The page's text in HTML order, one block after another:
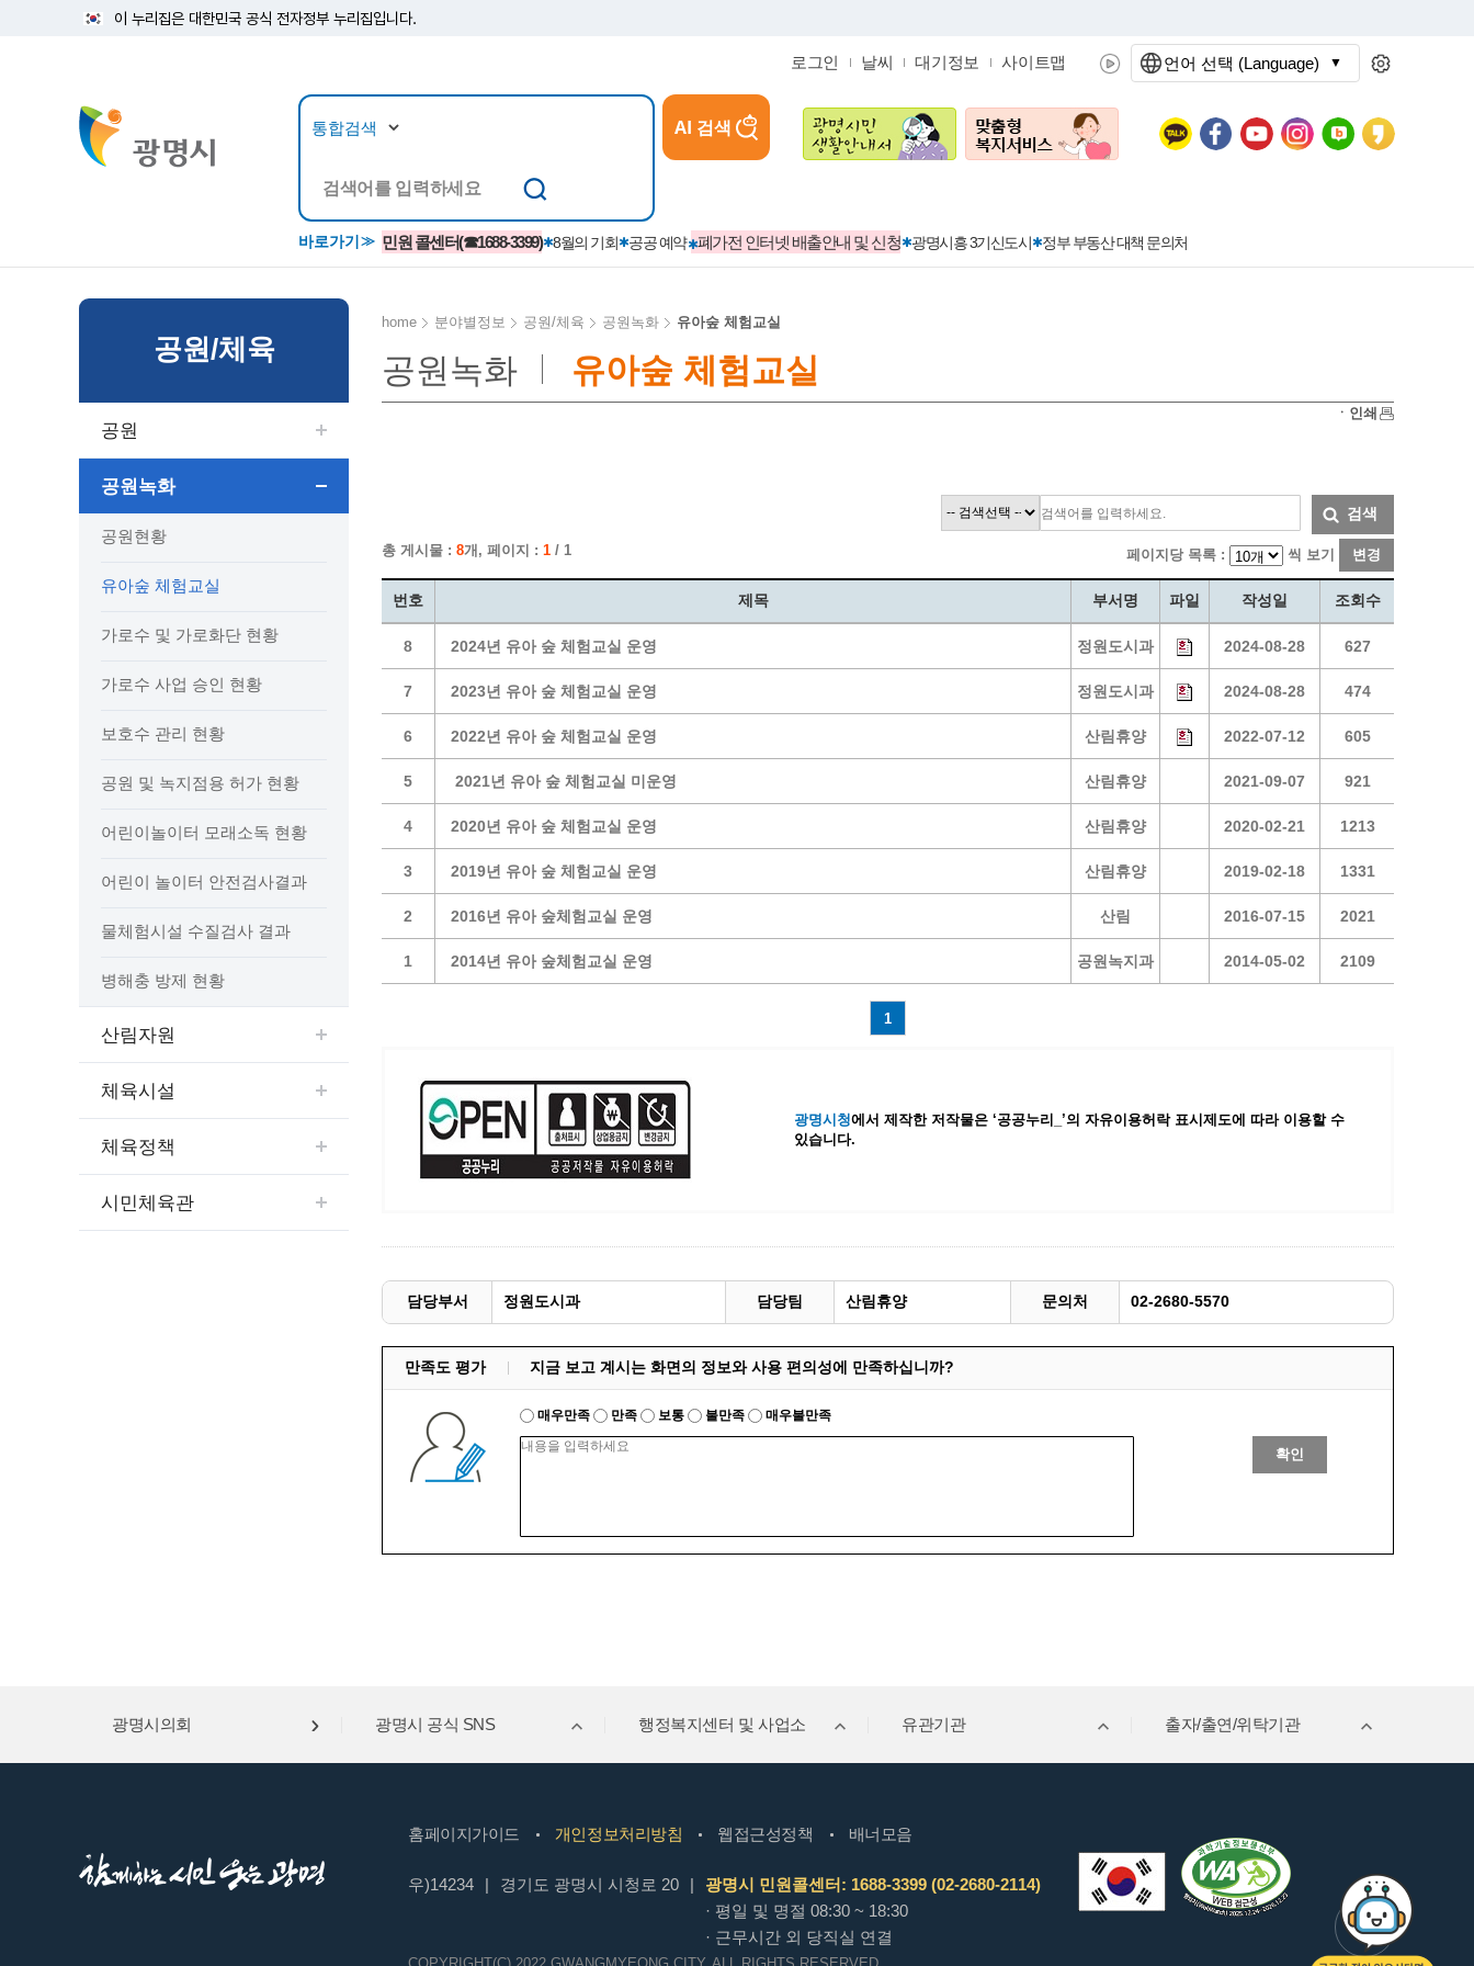
이 누리집은 대한민국 공식 전자정부 누리집입니다.
로그인 날씨 대기정보 사이트맵
AI 검색
바로가기 민원 콜센터(☎1688-3399) 8월의 기회 공공 예약 폐가전 인터넷 배출안내 및 신청 광명시흥 3기신도시 정부 부동산 대책 문의처
뉴스/정보공개
고시/공고/입법예고
행사ㆍ축제
보도자료
보도자료(2021.4월이전)
소식지/카카오톡플러스친구
반상회보
시정자료실
법무행정
정보공개현황
통계
사회조사
사전정보공표
정보공개 비공개 세부기준
행정정보공개목록
조직정보공개
상품권 구매·사용
예산집행실명공개
인사운영통계
겸직허가 현황
주민자치센터
고향사랑기부제
세움터(건축 행정 시스템)
시청안내
주요시책
광명의 상징물
광명시 현황
광명의 역사
국내외 교류
시민이용시설
민원/참여
종합민원실 안내도
종합민원상담센터
민원상담전화
어디서나 민원
민원 제증명 수수료 면제사항
행정처리기준편람
대법원인터넷등기소
고객서비스 표준 매뉴얼
행정서비스헌장
출생·사망·혼인신고 등 10종에 대한 신고
자주하는 질문
민원조정제도
사전심사청구제
구술 및 전화민원
설치현황
발급 받을 수 있는 증명
정부24
청탁금지법 온라인 콜센터
365민원실 운영현황
시민옴부즈만 제도 소개
민원서식
길고양이 중성화 신청
위치안내
상담안내
부동산민원
정보통신공사 감리원 배치신고
정보통신설비 유지보수·관리 제도
정보통신 사용전 검사
시민참여방
행정규제 개혁
공유농업
지역경제활성화/교육/일자리
교육정보
평생학습원
(재)경기도민회장학회 장학금
교복지원금 신청
광명일자리센터
취업지원 프로그램 운영 현황
지역맞춤형 일자리 창출 지원사업
공공일자리
지역공동체 일자리 사업
직업 소개소 현황
노동조합
문화관광
단원소개
예술/공연단체
착한가격지정업소
영화상영관 현황
문화유통업 현황
관광 편의시설업
테마파크업 현황
국가유산관
공원/체육
공원
공원녹화
공원현황
유아숲 체험교실
가로수 및 가로화단 현황
가로수 사업 승인 현황
보호수 관리 현황
공원 및 녹지점용 허가 현황
어린이놀이터 모래소독 현황
어린이 놀이터 안전검사결과
물체험시설 수질검사 결과
병해충 방제 현황
산림자원
체육시설
체육정책
시민체육관
home 분야별정보 공원/체육 공원녹화 유아숲 체험교실
공원녹화 유아숲 체험교실
ㆍ인쇄
검색
총 게시물 : 8개, 페이지 : 1 / 1 페이지당 목록 : 씩 보기 변경
번호 제목 부서명 파일 작성일 조회수
8 2024년 유아 숲 체험교실 운영 정원도시과 2024-08-28 627
7 2023년 유아 숲 체험교실 운영 정원도시과 2024-08-28 474
6 2022년 유아 숲 체험교실 운영 산림휴양 2022-07-12 605
5 2021년 유아 숲 체험교실 미운영 산림휴양 2021-09-07 921
4 2020년 유아 숲 체험교실 운영 산림휴양 2020-02-21 1213
3 2019년 유아 숲 체험교실 운영 산림휴양 2019-02-18 1331
2 2016년 유아 숲체험교실 운영 산림 2016-07-15 2021
1 2014년 유아 숲체험교실 운영 공원녹지과 2014-05-02 2109
1
광명시청에서 제작한 저작물은 ‘공공누리_’의 자유이용허락 표시제도에 따라 이용할 수
있습니다.
담당부서 정원도시과 담당팀 산림휴양 문의처 02-2680-5570
만족도 평가 지금 보고 계시는 화면의 정보와 사용 편의성에 만족하십니까?
매우만족 만족 보통 불만족 매우불만족
확인
광명시의회 광명시 공식 SNS 행정복지센터 및 사업소 유관기관 출자/출연/위탁기관
홈페이지가이드 개인정보처리방침 웹접근성정책 배너모음
우)14234 | 경기도 광명시 시청로 20 |
광명시 민원콜센터: 1688-3399 (02-2680-2114)
· 평일 및 명절 08:30 ~ 18:30
· 근무시간 외 당직실 연결
언어 선택 (Language)